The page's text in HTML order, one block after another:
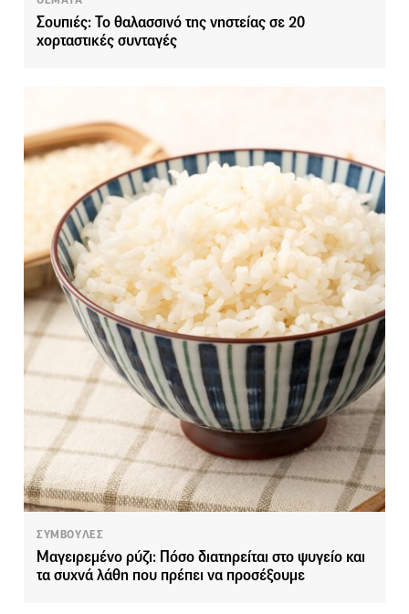
Σουπιές: Το θαλασσινό της νηστείας σε 20
χορταστικές συνταγές
ΣΥΜΒΟΥΛΕΣ
Μαγειρεμένο ρύζι: Πόσο διατηρείται στο ψυγείο και
τα συχνά λάθη που πρέπει να προσέξουμε